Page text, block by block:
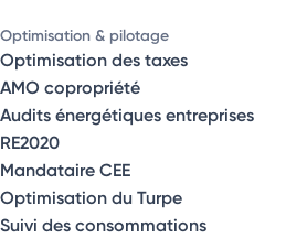
Optimisation & pilotage
Optimisation des taxes
AMO copropriété
Audits énergétiques entreprises
RE2020
Mandataire CEE
Optimisation du Turpe
Suivi des consommations